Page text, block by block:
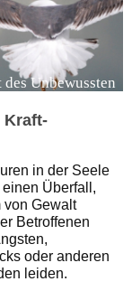
Unbewussten
Kraft-
in der Seele
Überfall,
von Gewalt
Betroffenen
oder anderen
leiden.